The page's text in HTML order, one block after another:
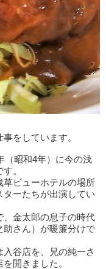
をしています。
（昭和4年）に今の浅
。
草ビューホテルの場所
ーたちが出演してい
金太郎の息子の時代
助さん）が暖簾分けで
谷店を、兄の純一さ
開きました。